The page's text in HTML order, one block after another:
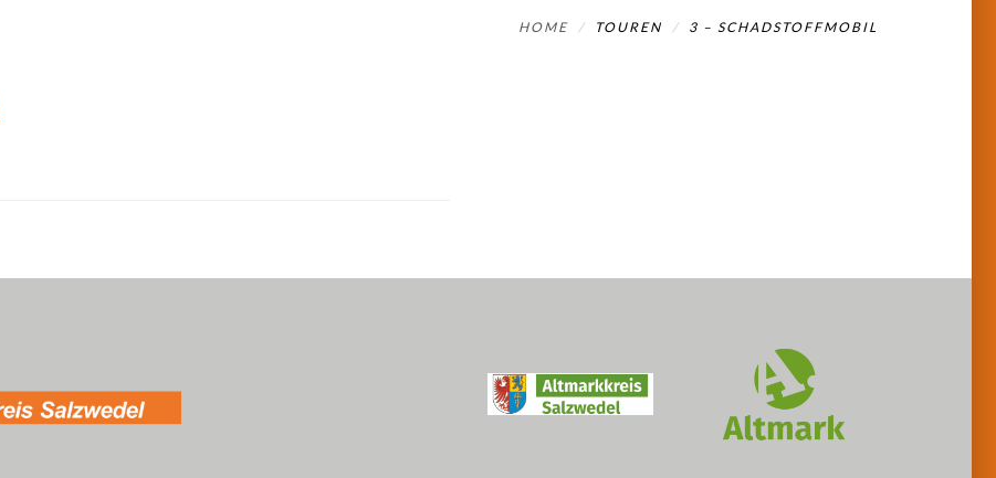
HOME TOUREN 3 – SCHADSTOFFMOBIL